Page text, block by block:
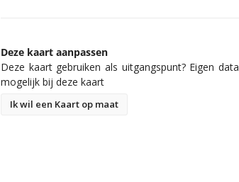
Deze kaart aanpassen
Deze kaart gebruiken als uitgangspunt? Eigen
mogelijk bij deze kaart
Ik wil een Kaart op maat